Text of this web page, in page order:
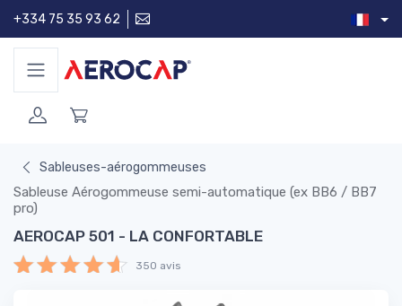
+334 75 35 93 62
Sableuses-aérogommeuses
Sableuse Aérogommeuse semi-automatique (ex BB6 / BB7
pro)
AEROCAP 501 - LA CONFORTABLE
350 avis